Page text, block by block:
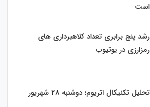
است
رشد پنج برابری تعداد کلاهبرداری های
رمزارزی در یوتیوب
تحلیل تکنیکال اتریوم؛ دوشنبه 28 شهریور